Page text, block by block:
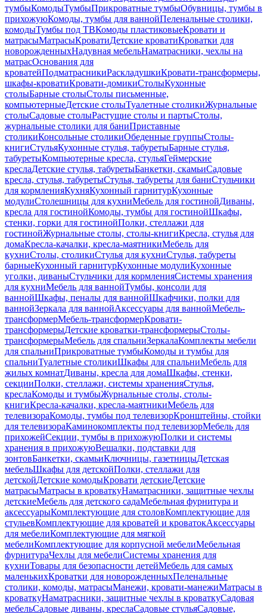
тумбыКомодыТумбыПрикроватные тумбыОбувницы, тумбы в
прихожуюКомоды, тумбы для ваннойПеленальные столики,
комодыТумбы под ТВКомоды пластиковыеКровати и
матрасыМатрасыКроватиДетские кроватиКроватки для
новорожденныхНадувная мебельНаматрасники, чехлы на
матрасОснования для
кроватейПодматрасникиРаскладушкиКровати-трансформеры,
шкафы-кроватиКровати-домикиСтолыКухонные
столыБарные столыСтолы письменные,
компьютерныеДетские столыТуалетные столикиЖурнальные
столыСадовые столыРастущие столы и партыСтолы,
журнальные столики для баниПриставные
столикиКонсольные столикиОбеденные группыСтолы-
книгиСтульяКухонные стулья, табуретыБарные стулья,
табуретыКомпьютерные кресла, стульяГеймерские
креслаДетские стулья, табуретыБанкетки, скамьиСадовые
кресла, стулья, табуретыСтулья, табуреты для баниСтульчики
для кормленияКухняКухонный гарнитурКухонные
модулиСтолешницы для кухниМебель для гостинойДиваны,
кресла для гостинойКомоды, тумбы для гостинойШкафы,
стенки, горки для гостинойПолки, стеллажи для
гостинойЖурнальные столы, столы-книгиКресла, стулья для
домаКресла-качалки, кресла-маятникиМебель для
кухниСтолы, столикиСтулья для кухниСтулья, табуреты
барныеКухонный гарнитурКухонные модулиКухонные
уголки, диваныСтульчики для кормленияСистемы хранения
для кухниМебель для ваннойТумбы, консоли для
ваннойШкафы, пеналы для ваннойШкафчики, полки для
ваннойЗеркала для ваннойАксессуары для ваннойМебель-
трансформерМебель-трансформерКровати-
трансформерыДетские кроватки-трансформерыСтолы-
трансформерыМебель для спальниЗеркалаКомплекты мебели
для спальниПрикроватные тумбыКомоды и тумбы для
спальниТуалетные столикиШкафы для спальниМебель для
жилых комнатДиваны, кресла для домаШкафы, стенки,
секцииПолки, стеллажи, системы храненияСтулья,
креслаКомоды и тумбыЖурнальные столы, столы-
книгиКресла-качалки, кресла-маятникиМебель для
телевизораКомоды, тумбы под телевизорКронштейны, стойки
для телевизораКаминокомплекты под телевизорМебель для
прихожейСекции, тумбы в прихожуюПолки и системы
хранения в прихожуюВешалки, подставки для
зонтовБанкетки, скамьиКлючницы, газетницыДетская
мебельШкафы для детскойПолки, стеллажи для
детскойДетские комодыКровати детскиеДетские
матрасыМатрасы в кроваткуНаматрасники, защитные чехлы
детскиеМебель для детского садаМебельная фурнитура и
аксессуарыКомплектующие для столовКомплектующие для
стульевКомплектующие для кроватей и кроватокАксессуары
для мебелиКомплектующие для мягкой
мебелиКомплектующие для корпусной мебелиМебельная
фурнитураЧехлы для мебелиСистемы хранения для
кухниТовары для безопасности детейМебель для самых
маленькихКроватки для новорожденныхПеленальные
столики, комоды, матрасыМанежи, кровати-манежиМатрасы в
кроваткуНаматрасники, защитные чехлы в кроваткуСадовая
мебельСадовые диваны, креслаСадовые стульяСадовые,